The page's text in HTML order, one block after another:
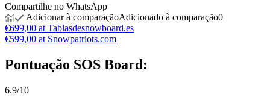
Compartilhe no WhatsApp
Adicionar à comparaçãoAdicionado à comparação0
€699,00 at Tablasdesnowboard.es
€599,00 at Snowpatriots.com
Pontuação SOS Board:
6.9/10